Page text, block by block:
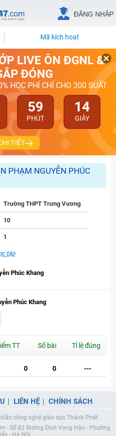
ĐĂNG NHẬP
Mã kích hoạt
LIVE ÔN ĐGNL &
ĐÓNG
HỌC PHÍ CHỈ CHO 300 SUẤT
59
PHÚT
14
GIÂY
TIẾT
PHẠM NGUYỄN PHÚC
Trường THPT Trưng Vương
10
1
tập
Phúc Khang
Phúc Khang
TT Số bài Tỉ lệ đúng
0 0 ---
LIÊN HỆ CHÍNH SÁCH
công nghệ giáo dục Thành Phát
- Số 82 Đường Dịch Vọng Hậu - Phường
- Hà Nội